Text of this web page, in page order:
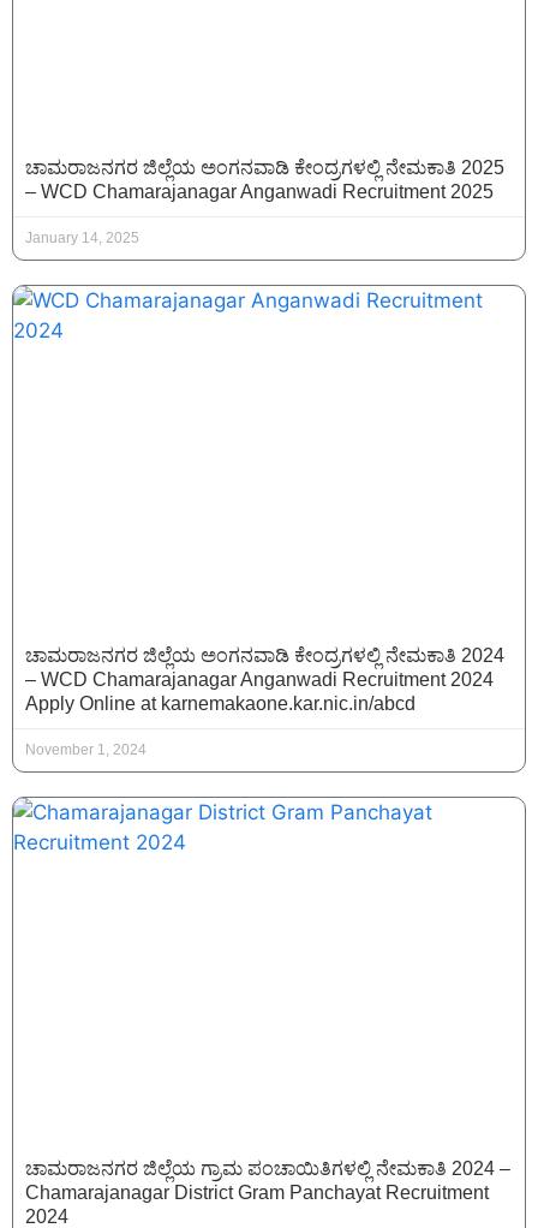
ಚಾಮರಾಜನಗರ ಜಿಲ್ಲೆಯ ಅಂಗನವಾಡಿ ಕೇಂದ್ರಗಳಲ್ಲಿ ನೇಮಕಾತಿ 2025
– WCD Chamarajanagar Anganwadi Recruitment 2025
January 14, 2025
ಚಾಮರಾಜನಗರ ಜಿಲ್ಲೆಯ ಅಂಗನವಾಡಿ ಕೇಂದ್ರಗಳಲ್ಲಿ ನೇಮಕಾತಿ 2024
– WCD Chamarajanagar Anganwadi Recruitment 2024
Apply Online at karnemakaone.kar.nic.in/abcd
November 1, 2024
ಚಾಮರಾಜನಗರ ಜಿಲ್ಲೆಯ ಗ್ರಾಮ ಪಂಚಾಯಿತಿಗಳಲ್ಲಿ ನೇಮಕಾತಿ 2024 –
Chamarajanagar District Gram Panchayat Recruitment
2024